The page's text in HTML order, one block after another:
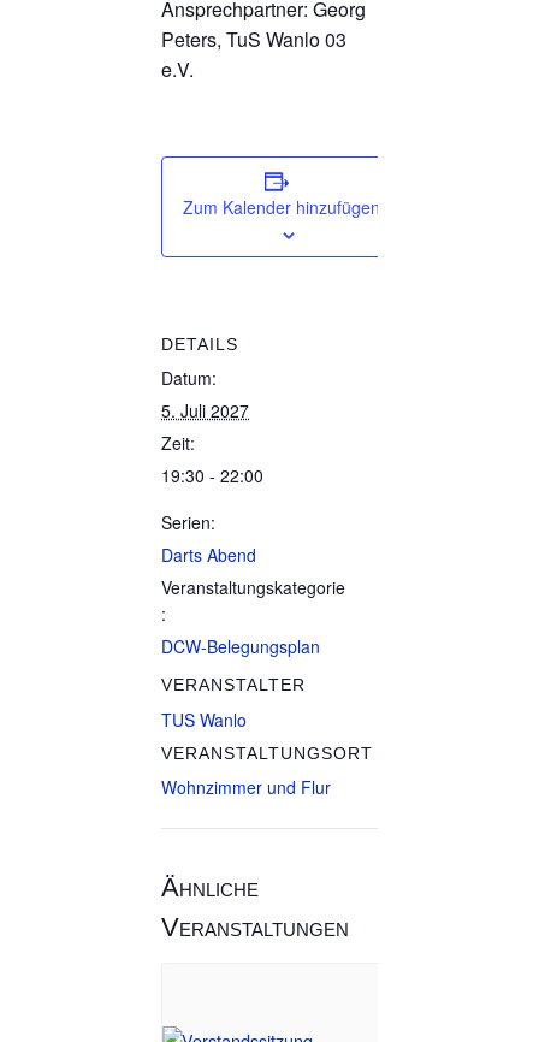
Ansprechpartner: Georg
Peters, TuS Wanlo 03
e.V.
Zum Kalender hinzufügen
DETAILS
Datum:
5. Juli 2027
Zeit:
19:30 - 22:00
Serien:
Darts Abend
Veranstaltungskategorie
:
DCW-Belegungsplan
VERANSTALTUNGSORT
Wohnzimmer und Flur
VERANSTALTER
TUS Wanlo
Ähnliche
Veranstaltungen